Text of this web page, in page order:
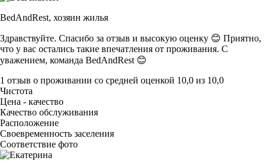
BedAndRest, хозяин жилья
Здравствуйте. Спасибо за отзыв и высокую оценку 😊 Приятно,
что у вас остались такие впечатления от проживания. С
уважением, команда BedAndRest 😊
1 отзыв о проживании со средней оценкой 10,0 из 10,0
Чистота
Цена - качество
Качество обслуживания
Расположение
Своевременность заселения
Соответствие фото